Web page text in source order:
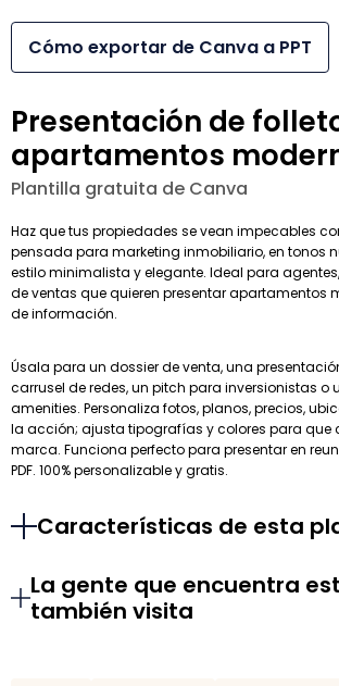
Cómo exportar de Canva a PPT
Presentación de
apartamentos
Plantilla gratuita de Canva
Haz que tus propiedades se vean impecables
pensada para marketing inmobiliario, en tonos
estilo minimalista y elegante. Ideal para
de ventas que quieren presentar apartamentos
de información.
Úsala para un dossier de venta, una
carrusel de redes, un pitch para inversionistas o
amenities. Personaliza fotos, planos, precios,
la acción; ajusta tipografías y colores para que
marca. Funciona perfecto para presentar en
PDF. 100% personalizable y gratis.
Características de esta
La gente que encuentra
también visita